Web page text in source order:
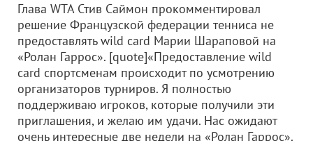
Глава WTA Стив Саймон прокомментировал
решение Французской федерации тенниса не
предоставлять wild card Марии Шараповой на
«Ролан Гаррос». [quote]«Предоставление wild
card спортсменам происходит по усмотрению
организаторов турниров. Я полностью
поддерживаю игроков, которые получили эти
приглашения, и желаю им удачи. Нас ожидают
очень интересные две недели на «Ролан Гаррос».